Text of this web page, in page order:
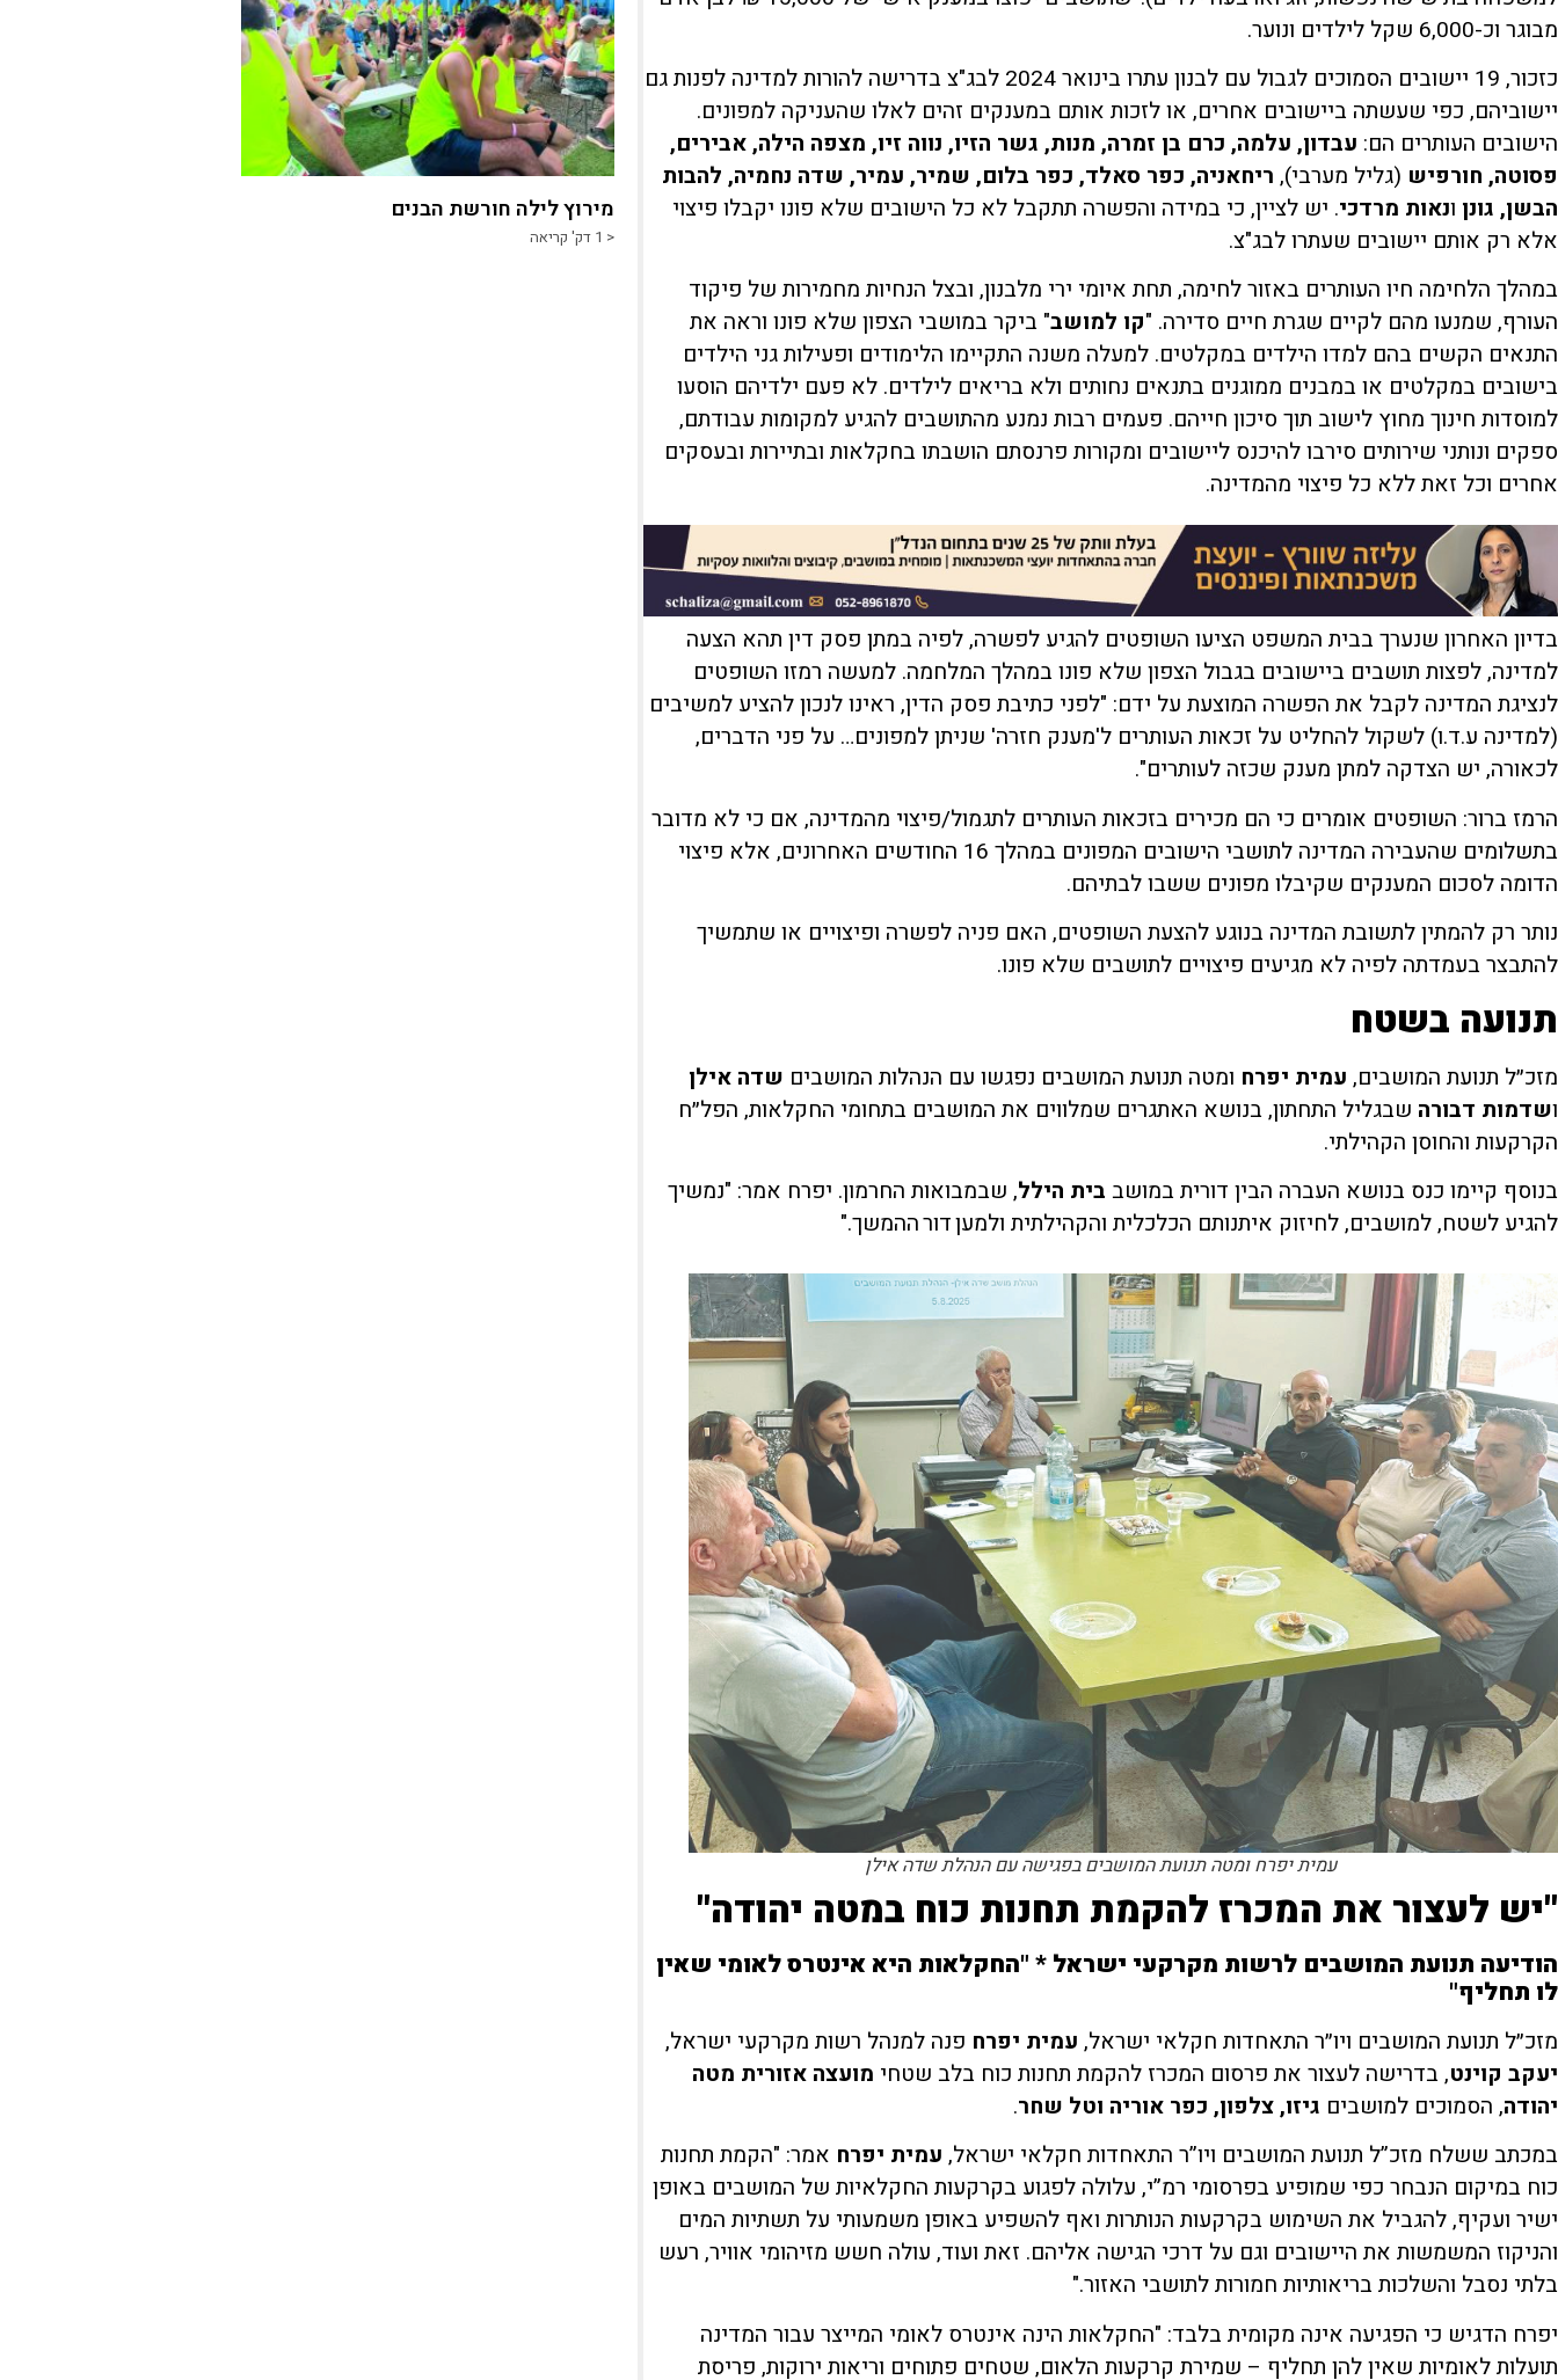
מבוגר וכ-6,000 שקל לילדים ונוער.
כזכור, 19 יישובים הסמוכים לגבול עם לבנון עתרו בינואר 2024 לבג"צ בדרישה להורות למדינה לפנות גם
יישוביהם, כפי שעשתה ביישובים אחרים, או לזכות אותם במענקים זהים לאלו שהעניקה למפונים.
הישובים העותרים הם: עבדון, עלמה, כרם בן זמרה, מנות, גשר הזיו, נווה זיו, מצפה הילה, אבירים,
פסוטה, חורפיש (גליל מערבי), ריחאניה, כפר סאלד, כפר בלום, שמיר, עמיר, שדה נחמיה, להבות
הבשן, גונן ונאות מרדכי. יש לציין, כי במידה והפשרה תתקבל לא כל הישובים שלא פונו יקבלו פיצוי
אלא רק אותם יישובים שעתרו לבג"צ.
במהלך הלחימה חיו העותרים באזור לחימה, תחת איומי ירי מלבנון, ובצל הנחיות מחמירות של פיקוד
העורף, שמנעו מהם לקיים שגרת חיים סדירה. "קו למושב" ביקר במושבי הצפון שלא פונו וראה את
התנאים הקשים בהם למדו הילדים במקלטים. למעלה משנה התקיימו הלימודים ופעילות גני הילדים
בישובים במקלטים או במבנים ממוגנים בתנאים נחותים ולא בריאים לילדים. לא פעם ילדיהם הוסעו
למוסדות חינוך מחוץ לישוב תוך סיכון חייהם. פעמים רבות נמנע מהתושבים להגיע למקומות עבודתם,
ספקים ונותני שירותים סירבו להיכנס ליישובים ומקורות פרנסתם הושבתו בחקלאות ובתיירות ובעסקים
אחרים וכל זאת ללא כל פיצוי מהמדינה.
בדיון האחרון שנערך בבית המשפט הציעו השופטים להגיע לפשרה, לפיה במתן פסק דין תהא הצעה
למדינה, לפצות תושבים ביישובים בגבול הצפון שלא פונו במהלך המלחמה. למעשה רמזו השופטים
לנציגת המדינה לקבל את הפשרה המוצעת על ידם: "לפני כתיבת פסק הדין, ראינו לנכון להציע למשיבים
(למדינה ע.ד.ו) לשקול להחליט על זכאות העותרים ל'מענק חזרה' שניתן למפונים… על פני הדברים,
לכאורה, יש הצדקה למתן מענק שכזה לעותרים".
הרמז ברור: השופטים אומרים כי הם מכירים בזכאות העותרים לתגמול/פיצוי מהמדינה, אם כי לא מדובר
בתשלומים שהעבירה המדינה לתושבי הישובים המפונים במהלך 16 החודשים האחרונים, אלא פיצוי
הדומה לסכום המענקים שקיבלו מפונים ששבו לבתיהם.
נותר רק להמתין לתשובת המדינה בנוגע להצעת השופטים, האם פניה לפשרה ופיצויים או שתמשיך
להתבצר בעמדתה לפיה לא מגיעים פיצויים לתושבים שלא פונו.
תנועה בשטח
מזכ״ל תנועת המושבים, עמית יפרח ומטה תנועת המושבים נפגשו עם הנהלות המושבים שדה אילן
ושדמות דבורה שבגליל התחתון, בנושא האתגרים שמלווים את המושבים בתחומי החקלאות, הפל״ח
הקרקעות והחוסן הקהילתי.
בנוסף קיימו כנס בנושא העברה הבין דורית במושב בית הילל, שבמבואות החרמון. יפרח אמר: "נמשיך
להגיע לשטח, למושבים, לחיזוק איתנותם הכלכלית והקהילתית ולמען דור ההמשך."
עמית יפרח ומטה תנועת המושבים בפגישה עם הנהלת שדה אילן
"יש לעצור את המכרז להקמת תחנות כוח במטה יהודה"
הודיעה תנועת המושבים לרשות מקרקעי ישראל *"החקלאות היאאינטרסלאומי שאין
לו תחליף"
מזכ״ל תנועת המושבים ויו״ר התאחדות חקלאי ישראל, עמית יפרח פנה למנהל רשות מקרקעי ישראל,
יעקב קוינט, בדרישה לעצור את פרסום המכרז להקמת תחנות כוח בלב שטחי מועצה אזורית מטה
יהודה, הסמוכים למושבים גיזו,צלפון, כפר אוריה וטל שחר.
במכתב ששלח מזכ”ל תנועת המושבים ויו”ר התאחדות חקלאי ישראל, עמית יפרח אמר: "הקמת תחנות
כוח במיקום הנבחר כפי שמופיע בפרסומי רמ”י, עלולה לפגוע בקרקעות החקלאיות של המושבים באופן
ישיר ועקיף, להגביל את השימוש בקרקעות הנותרות ואף להשפיע באופן משמעותי על תשתיות המים
והניקוז המשמשות את היישובים וגם על דרכי הגישה אליהם. זאת ועוד, עולה חשש מזיהומי אוויר, רעש
בלתי נסבל והשלכות בריאותיות חמורות לתושבי האזור."
יפרח הדגיש כי הפגיעה אינה מקומית בלבד: "החקלאות הינה אינטרס לאומי המייצר עבור המדינה
תועלות לאומיות שאין להן תחליף – שמירת קרקעות הלאום, שטחים פתוחים וריאות ירוקות, פריסת
מירוץ לילה חורשת הבנים
< 1 דק' קריאה